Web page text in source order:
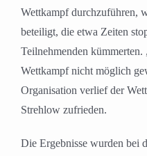
Wettkampf durchzuführen,
beteiligt, die etwa Zeiten
Teilnehmenden kümmerten.
Wettkampf nicht möglich
Organisation verlief der
Strehlow zufrieden.
Die Ergebnisse wurden bei